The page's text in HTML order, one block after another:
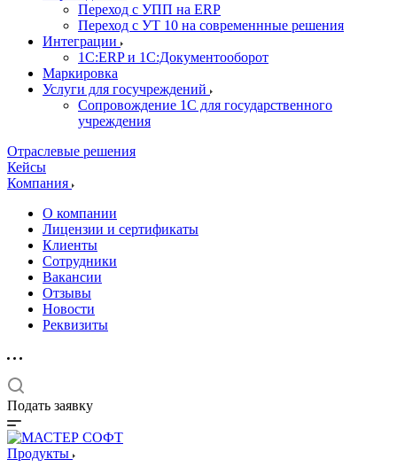
Переход с УПП на ERP
Переход с УТ 10 на современнные решения
Интеграции
1С:ERP и 1С:Документооборот
Маркировка
Услуги для госучреждений
Сопровождение 1С для государственного
учреждения
Отраслевые решения
Кейсы
Компания
О компании
Лицензии и сертификаты
Клиенты
Сотрудники
Вакансии
Отзывы
Новости
Реквизиты
Подать заявку
Продукты